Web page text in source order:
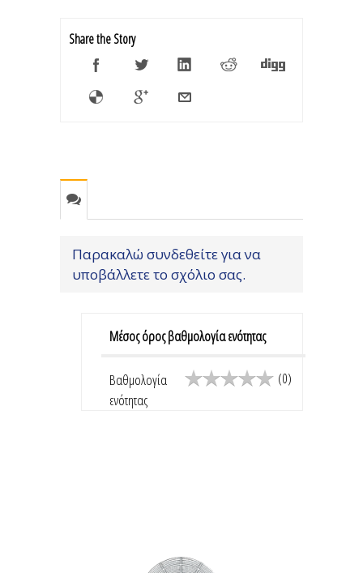
Share the Story
Παρακαλώ συνδεθείτε για να
υποβάλλετε το σχόλιο σας.
Μέσος όρος βαθμολογία ενότητας
Βαθμολογία
ενότητας
(0)